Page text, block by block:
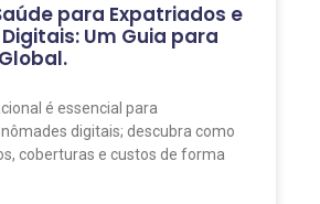
para Expatriados e
Um Guia para
é essencial para
digitais; descubra como
coberturas e custos de forma